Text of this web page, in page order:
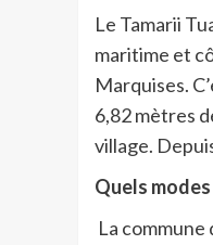
Le Tamarii
maritime et
Marquises.
6,82 mètres
village.
Quels
La commune